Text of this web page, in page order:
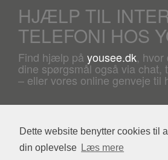
Dette website benytter cookies til
din oplevelse Læs mere
HJÆLP TIL
TELEFONI HOS
Find hjælp på yousee.dk, hvor
dine spørgsmål også via chat,
– eller vores online genveje til